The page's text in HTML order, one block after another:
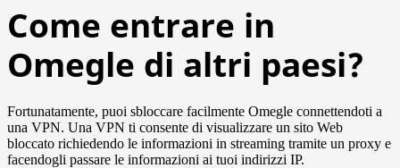
Come entrare in
Omegle di altri paesi?
Fortunatamente, puoi sbloccare facilmente Omegle connettendoti a
una VPN. Una VPN ti consente di visualizzare un sito Web
bloccato richiedendo le informazioni in streaming tramite un proxy e
facendogli passare le informazioni ai tuoi indirizzi IP.